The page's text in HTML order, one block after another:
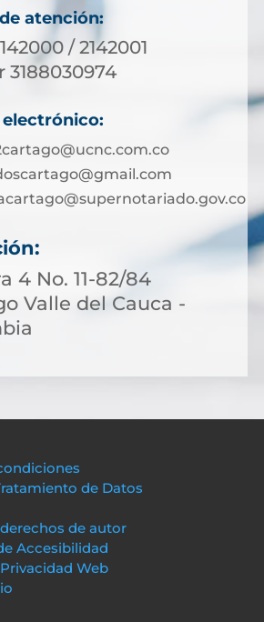
atención:
/ 2142001
3188030974
4 No. 11-82/84
Valle del Cauca -
de Datos
de autor
Accesibilidad
Web